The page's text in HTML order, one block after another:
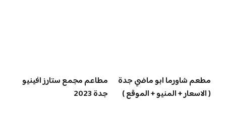
مطعم شاورما ابو ماضي جدة
( الاسعار + المنيو + الموقع )
مطاعم مجمع ستارز افينيو
جدة 2023